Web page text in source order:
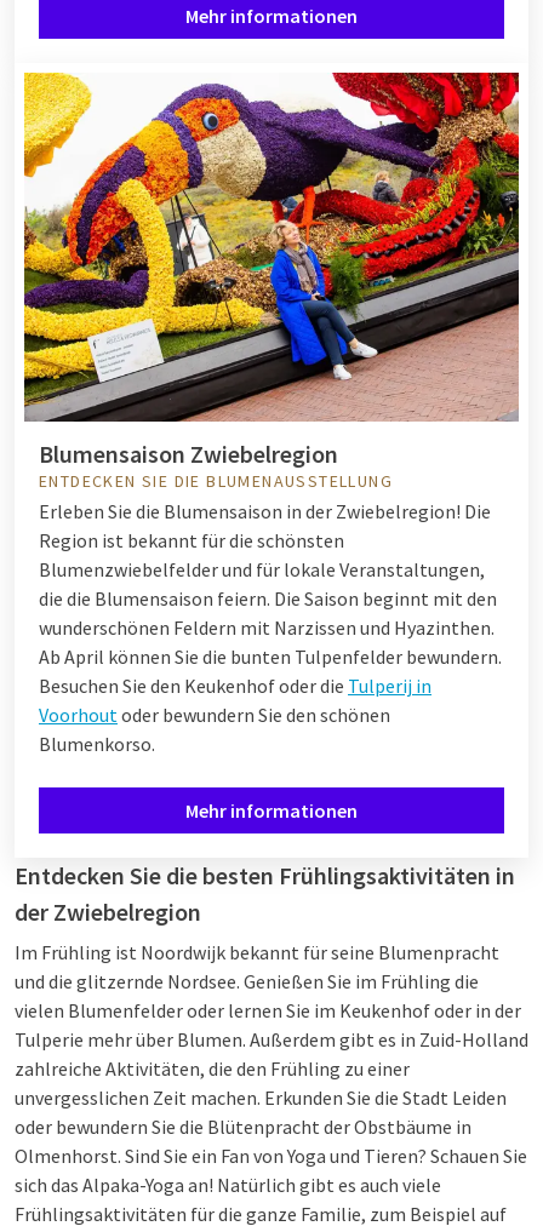
Mehr informationen
Blumensaison Zwiebelregion
ENTDECKEN SIE DIE BLUMENAUSSTELLUNG
Erleben Sie die Blumensaison in der Zwiebelregion! Die
Region ist bekannt für die schönsten
Blumenzwiebelfelder und für lokale Veranstaltungen,
die die Blumensaison feiern. Die Saison beginnt mit den
wunderschönen Feldern mit Narzissen und Hyazinthen.
Ab April können Sie die bunten Tulpenfelder bewundern.
Besuchen Sie den Keukenhof oder die Tulperij in
Voorhout oder bewundern Sie den schönen
Blumenkorso.
Mehr informationen
Entdecken Sie die besten Frühlingsaktivitäten in
der Zwiebelregion
Im Frühling ist Noordwijk bekannt für seine Blumenpracht
und die glitzernde Nordsee. Genießen Sie im Frühling die
vielen Blumenfelder oder lernen Sie im Keukenhof oder in der
Tulperie mehr über Blumen. Außerdem gibt es in Zuid-Holland
zahlreiche Aktivitäten, die den Frühling zu einer
unvergesslichen Zeit machen. Erkunden Sie die Stadt Leiden
oder bewundern Sie die Blütenpracht der Obstbäume in
Olmenhorst. Sind Sie ein Fan von Yoga und Tieren? Schauen Sie
sich das Alpaka-Yoga an! Natürlich gibt es auch viele
Frühlingsaktivitäten für die ganze Familie, zum Beispiel auf